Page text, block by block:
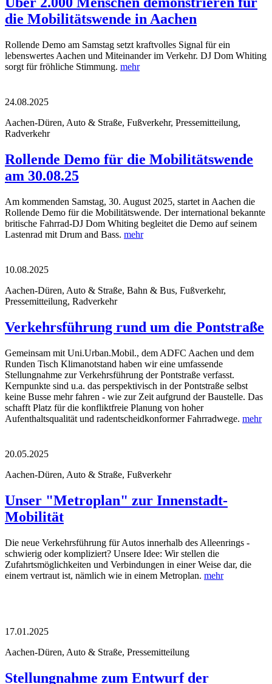
die Mobilitätswende in Aachen
Rollende Demo am Samstag setzt kraftvolles Signal für ein
lebenswertes Aachen und Miteinander im Verkehr. DJ Dom Whiting
sorgt für fröhliche Stimmung. mehr
24.08.2025
Aachen-Düren, Auto & Straße, Fußverkehr, Pressemitteilung,
Radverkehr
Rollende Demo für die Mobilitätswende
am 30.08.25
Am kommenden Samstag, 30. August 2025, startet in Aachen die
Rollende Demo für die Mobilitätswende. Der international bekannte
britische Fahrrad-DJ Dom Whiting begleitet die Demo auf seinem
Lastenrad mit Drum and Bass. mehr
10.08.2025
Aachen-Düren, Auto & Straße, Bahn & Bus, Fußverkehr,
Pressemitteilung, Radverkehr
Verkehrsführung rund um die Pontstraße
Gemeinsam mit Uni.Urban.Mobil., dem ADFC Aachen und dem
Runden Tisch Klimanotstand haben wir eine umfassende
Stellungnahme zur Verkehrsführung der Pontstraße verfasst.
Kernpunkte sind u.a. das perspektivisch in der Pontstraße selbst
keine Busse mehr fahren - wie zur Zeit aufgrund der Baustelle. Das
schafft Platz für die konfliktfreie Planung von hoher
Aufenthaltsqualität und radentscheidkonformer Fahrradwege. mehr
20.05.2025
Aachen-Düren, Auto & Straße, Fußverkehr
Unser "Metroplan" zur Innenstadt-
Mobilität
Die neue Verkehrsführung für Autos innerhalb des Alleenrings -
schwierig oder kompliziert? Unsere Idee: Wir stellen die
Zufahrtsmöglichkeiten und Verbindungen in einer Weise dar, die
einem vertraut ist, nämlich wie in einem Metroplan. mehr
17.01.2025
Aachen-Düren, Auto & Straße, Pressemitteilung
Stellungnahme zum Entwurf der